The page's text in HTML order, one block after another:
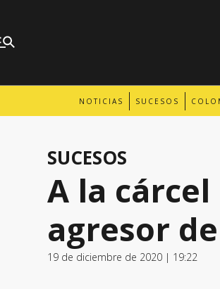
NOTICIAS SUCESOS
SUCESOS
A la
agresor
19 de diciembre de 2020 | 19:22